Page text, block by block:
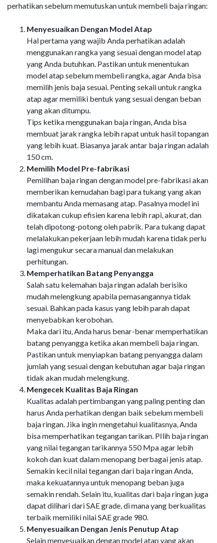
perhatikan sebelum memutuskan untuk membeli baja ringan:
Menyesuaikan Dengan Model Atap
Hal pertama yang wajib Anda perhatikan adalah
menggunakan rangka yang sesuai dengan model atap
yang Anda butuhkan. Pastikan untuk menentukan
model atap sebelum membeli rangka, agar Anda bisa
memilih jenis baja sesuai. Penting sekali untuk rangka
atap agar memiliki bentuk yang sesuai dengan beban
yang akan ditumpu.
Tips ketika menggunakan baja ringan, Anda bisa
membuat jarak rangka lebih rapat untuk hasil topangan
yang lebih kuat. Biasanya jarak antar baja ringan adalah
150 cm.
Memilih Model Pre-fabrikasi
Pemilihan baja ringan dengan model pre-fabrikasi akan
memberikan kemudahan bagi para tukang yang akan
membantu Anda memasang atap. Pasalnya model ini
dikatakan cukup efisien karena lebih rapi, akurat, dan
telah dipotong-potong oleh pabrik. Para tukang dapat
melalakukan pekerjaan lebih mudah karena tidak perlu
lagi mengukur secara manual dan melakukan
perhitungan.
Memperhatikan Batang Penyangga
Salah satu kelemahan baja ringan adalah berisiko
mudah melengkung apabila pemasangannya tidak
sesuai. Bahkan pada kasus yang lebih parah dapat
menyebabkan kerobohan.
Maka dari itu, Anda harus benar-benar memperhatikan
batang penyangga ketika akan membeli baja ringan.
Pastikan untuk menyiapkan batang penyangga dalam
jumlah yang sesuai dengan kebutuhan agar baja ringan
tidak akan mudah melengkung.
Mengecek Kualitas Baja Ringan
Kualitas adalah pertimbangan yang paling penting dan
harus Anda perhatikan dengan baik sebelum membeli
baja ringan. Jika ingin mengetahui kualitasnya, Anda
bisa memperhatikan tegangan tarikan. PIlih baja ringan
yang nilai tegangan tarikannya 550 Mpa agar lebih
kokoh dan kuat dalam menopang berbagai jenis atap.
Semakin kecil nilai tegangan dari baja ringan Anda,
maka kekuatannya untuk menopang beban juga
semakin rendah. Selain itu, kualitas dari baja ringan juga
dapat dilihari dari SAE grade, di mana yang berkualitas
terbaik memiliki nilai SAE grade 980.
Menyesuaikan Dengan Jenis Penutup Atap
Selain menyesuaikan dengan model atap yang akan